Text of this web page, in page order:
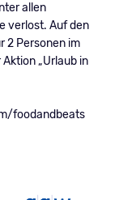
allen
verlost. Auf den
2 Personen im
„Urlaub in
foodandbeats